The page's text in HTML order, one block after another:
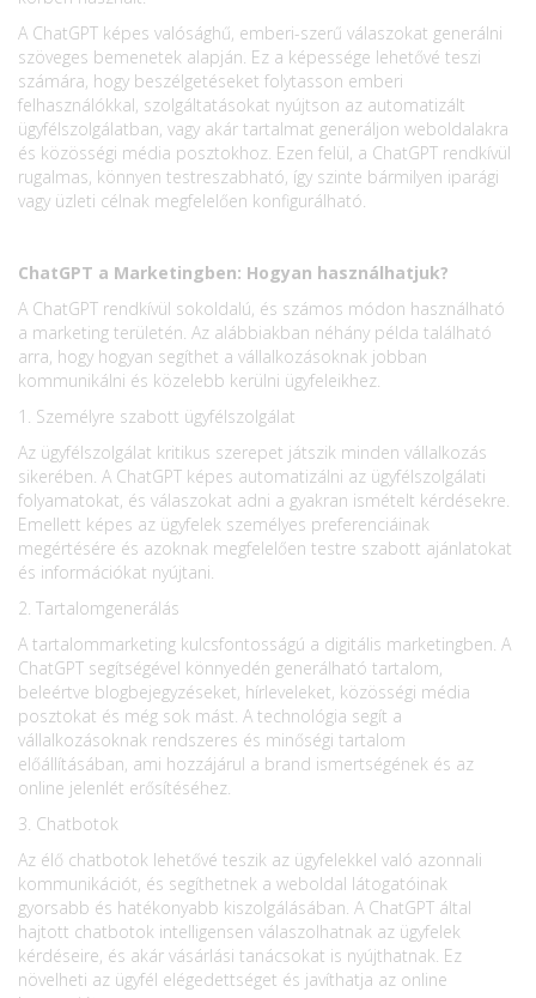
A ChatGPT képes valósághű, emberi-szerű válaszokat generálni
szöveges bemenetek alapján. Ez a képessége lehetővé teszi
számára, hogy beszélgetéseket folytasson emberi
felhasználókkal, szolgáltatásokat nyújtson az automatizált
ügyfélszolgálatban, vagy akár tartalmat generáljon weboldalakra
és közösségi média posztokhoz. Ezen felül, a ChatGPT rendkívül
rugalmas, könnyen testreszabható, így szinte bármilyen iparági
vagy üzleti célnak megfelelően konfigurálható.
ChatGPT a Marketingben: Hogyan használhatjuk?
A ChatGPT rendkívül sokoldalú, és számos módon használható
a marketing területén. Az alábbiakban néhány példa található
arra, hogy hogyan segíthet a vállalkozásoknak jobban
kommunikálni és közelebb kerülni ügyfeleikhez.
1. Személyre szabott ügyfélszolgálat
Az ügyfélszolgálat kritikus szerepet játszik minden vállalkozás
sikerében. A ChatGPT képes automatizálni az ügyfélszolgálati
folyamatokat, és válaszokat adni a gyakran ismételt kérdésekre.
Emellett képes az ügyfelek személyes preferenciáinak
megértésére és azoknak megfelelően testre szabott ajánlatokat
és információkat nyújtani.
2. Tartalomgenerálás
A tartalommarketing kulcsfontosságú a digitális marketingben. A
ChatGPT segítségével könnyedén generálható tartalom,
beleértve blogbejegyzéseket, hírleveleket, közösségi média
posztokat és még sok mást. A technológia segít a
vállalkozásoknak rendszeres és minőségi tartalom
előállításában, ami hozzájárul a brand ismertségének és az
online jelenlét erősítéséhez.
3. Chatbotok
Az élő chatbotok lehetővé teszik az ügyfelekkel való azonnali
kommunikációt, és segíthetnek a weboldal látogatóinak
gyorsabb és hatékonyabb kiszolgálásában. A ChatGPT által
hajtott chatbotok intelligensen válaszolhatnak az ügyfelek
kérdéseire, és akár vásárlási tanácsokat is nyújthatnak. Ez
növelheti az ügyfél elégedettséget és javíthatja az online